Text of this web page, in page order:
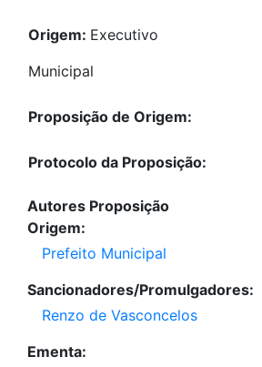
Origem: Executivo
Municipal
Proposição de Origem:
Protocolo da Proposição:
Autores Proposição
Origem:
Prefeito Municipal
Sancionadores/Promulgadores:
Renzo de Vasconcelos
Ementa: